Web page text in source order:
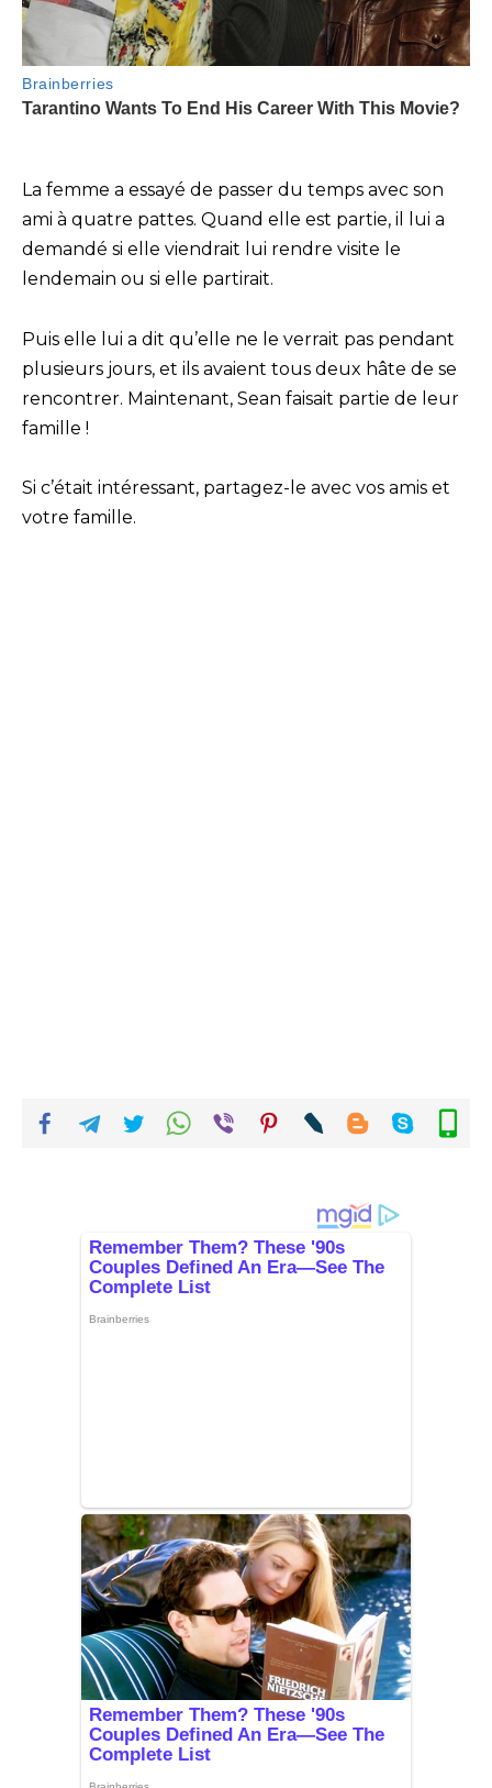
La femme a essayé de passer du temps avec son
ami à quatre pattes. Quand elle est partie, il lui a
demandé si elle viendrait lui rendre visite le
lendemain ou si elle partirait.
Puis elle lui a dit qu’elle ne le verrait pas pendant
plusieurs jours, et ils avaient tous deux hâte de se
rencontrer. Maintenant, Sean faisait partie de leur
famille !
Si c’était intéressant, partagez-le avec vos amis et
votre famille.